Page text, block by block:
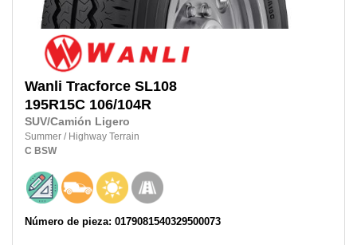
Wanli Tracforce SL108
195R15C 106/104R
SUV/Camión Ligero
Summer / Highway Terrain
C BSW
Número de pieza: 0179081540329500073